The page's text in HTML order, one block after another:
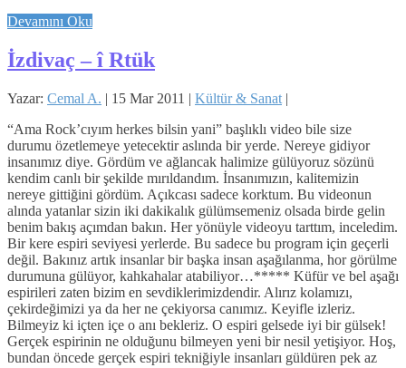
Devamını Oku
İzdivaç – î Rtük
Yazar: Cemal A. | 15 Mar 2011 | Kültür & Sanat |
“Ama Rock’cıyım herkes bilsin yani” başlıklı video bile size
durumu özetlemeye yetecektir aslında bir yerde. Nereye gidiyor
insanımız diye. Gördüm ve ağlancak halimize gülüyoruz sözünü
kendim canlı bir şekilde mırıldandım. İnsanımızın, kalitemizin
nereye gittiğini gördüm. Açıkcası sadece korktum. Bu videonun
alında yatanlar sizin iki dakikalık gülümsemeniz olsada birde gelin
benim bakış açımdan bakın. Her yönüyle videoyu tarttım, inceledim.
Bir kere espiri seviyesi yerlerde. Bu sadece bu program için geçerli
değil. Bakınız artık insanlar bir başka insan aşağılanma, hor görülme
durumuna gülüyor, kahkahalar atabiliyor…***** Küfür ve bel aşağı
espirileri zaten bizim en sevdiklerimizdendir. Alırız kolamızı,
çekirdeğimizi ya da her ne çekiyorsa canımız. Keyifle izleriz.
Bilmeyiz ki içten içe o anı bekleriz. O espiri gelsede iyi bir gülsek!
Gerçek espirinin ne olduğunu bilmeyen yeni bir nesil yetişiyor. Hoş,
bundan öncede gerçek espiri tekniğiyle insanları güldüren pek az